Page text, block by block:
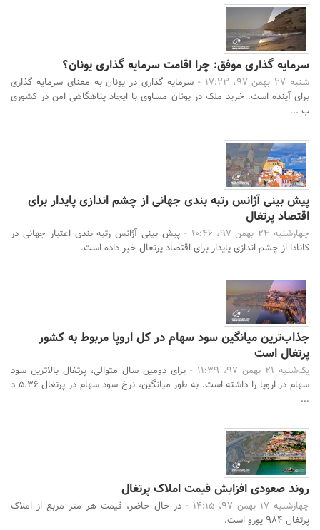
سرمایه گذاری موفق: چرا اقامت سرمایه گذاری یونان؟
شنبه 27 بهمن 97، 17:23 -
سرمایه گذاری در یونان به معنای سرمایه گذاری
برای آینده است. خرید ملک در یونان مساوی با ایجاد پناهگاهی امن در کشوری
ب ...
پیش بینی آژانس رتبه بندی جهانی از چشم اندازی پایدار برای
اقتصاد پرتغال
چهارشنبه 24 بهمن 97، 10:46 -
پیش بینی آژانس رتبه بندی اعتبار جهانی در
کانادا از چشم اندازی پایدار برای اقتصاد پرتغال خبر داده است.
جذاب‌ترین میانگین سود سهام در کل اروپا مربوط به کشور
پرتغال است
یک‌شنبه 21 بهمن 97، 11:39 -
برای دومین سال متوالی، پرتغال بالاترین سود
سهام در اروپا را داشته است. به طور میانگین، نرخ سود سهام در پرتغال 5.36 د
...
روند صعودی افزایش قیمت املاک پرتغال
چهارشنبه 17 بهمن 97، 14:15 -
در حال حاضر، قیمت هر متر مربع از املاک
پرتغال 984 یورو است.